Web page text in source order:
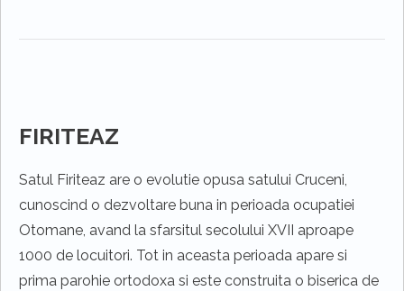
FIRITEAZ
Satul Firiteaz are o evolutie opusa satului Cruceni,
cunoscind o dezvoltare buna in perioada ocupatiei
Otomane, avand la sfarsitul secolului XVII aproape
1000 de locuitori. Tot in aceasta perioada apare si
prima parohie ortodoxa si este construita o biserica de